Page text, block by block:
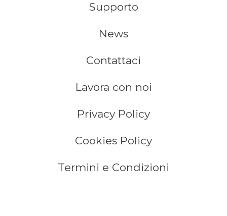
Supporto
News
Contattaci
Lavora con noi
Privacy Policy
Cookies Policy
Termini e Condizioni